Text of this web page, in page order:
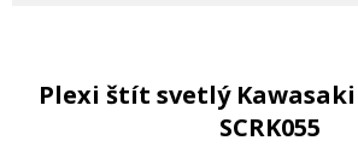
Plexi štít svetlý Kawasaki
SCRK055